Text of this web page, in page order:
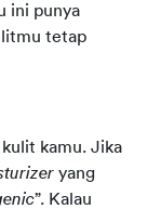
ini punya
tetap
kamu. Jika
yang
”. Kalau